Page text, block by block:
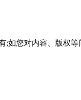
;如您对内容、版权